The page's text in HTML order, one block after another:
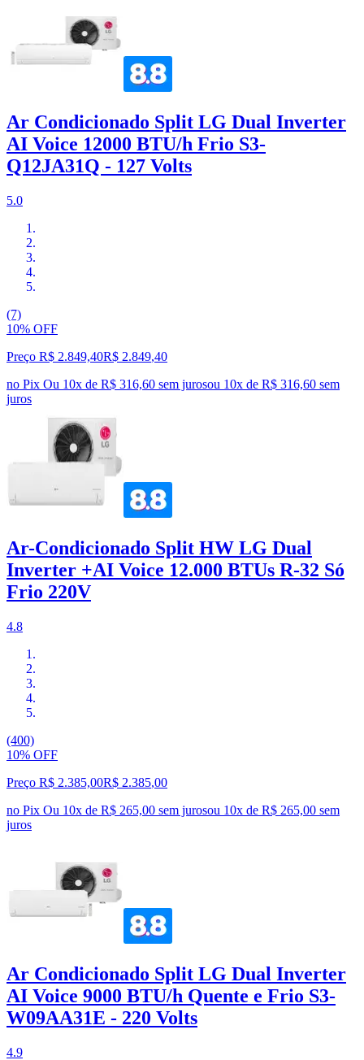
Ar Condicionado Split LG Dual Inverter
AI Voice 12000 BTU/h Frio S3-
Q12JA31Q - 127 Volts
5.0
(7)
10% OFF
Preço R$ 2.849,40R$ 2.849,40
no Pix Ou 10x de R$ 316,60 sem jurosou 10x de R$ 316,60 sem
juros
Ar-Condicionado Split HW LG Dual
Inverter +AI Voice 12.000 BTUs R-32 Só
Frio 220V
4.8
(400)
10% OFF
Preço R$ 2.385,00R$ 2.385,00
no Pix Ou 10x de R$ 265,00 sem jurosou 10x de R$ 265,00 sem
juros
Ar Condicionado Split LG Dual Inverter
AI Voice 9000 BTU/h Quente e Frio S3-
W09AA31E - 220 Volts
4.9